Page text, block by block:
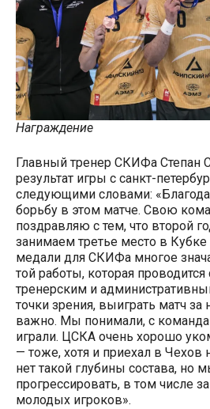
Награждение
Главный тренер СКИФа Степан
результат игры с санкт-
следующими словами:
борьбу в этом матче. Свою
поздравляю с тем, что второй
занимаем третье место в
медали для СКИФа многое
той работы, которая
тренерским и
точки зрения, выиграть матч за
важно. Мы понимали, с
играли. ЦСКА очень хорошо
— тоже, хотя и приехал в Чехов
нет такой глубины состава, но
прогрессировать, в том числе
молодых игроков».